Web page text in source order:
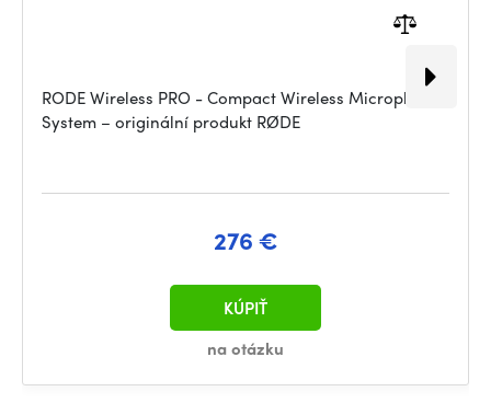
RODE Wireless PRO - Compact Wireless Microphone
System – originální produkt RØDE
276 €
na otázku
KÚPIŤ